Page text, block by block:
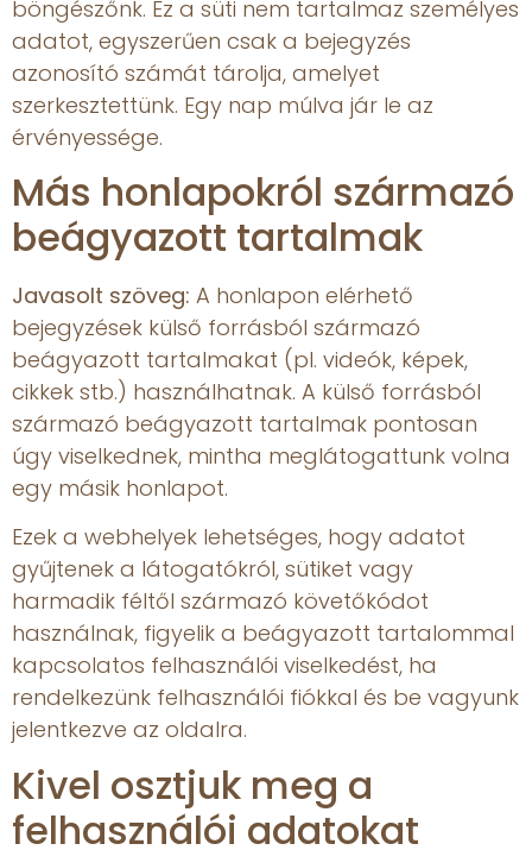
böngészőnk. Ez a süti nem tartalmaz személyes
adatot, egyszerűen csak a bejegyzés
azonosító számát tárolja, amelyet
szerkesztettünk. Egy nap múlva jár le az
érvényessége.
Más honlapokról származó
beágyazott tartalmak
Javasolt szöveg: A honlapon elérhető
bejegyzések külső forrásból származó
beágyazott tartalmakat (pl. videók, képek,
cikkek stb.) használhatnak. A külső forrásból
származó beágyazott tartalmak pontosan
úgy viselkednek, mintha meglátogattunk volna
egy másik honlapot.
Ezek a webhelyek lehetséges, hogy adatot
gyűjtenek a látogatókról, sütiket vagy
harmadik féltől származó követőkódot
használnak, figyelik a beágyazott tartalommal
kapcsolatos felhasználói viselkedést, ha
rendelkezünk felhasználói fiókkal és be vagyunk
jelentkezve az oldalra.
Kivel osztjuk meg a
felhasználói adatokat